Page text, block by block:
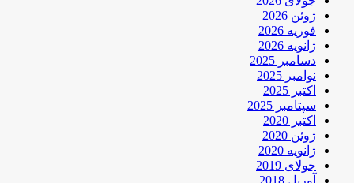
ژوئن 2026
فوریه 2026
ژانویه 2026
دسامبر 2025
نوامبر 2025
اکتبر 2025
سپتامبر 2025
اکتبر 2020
ژوئن 2020
ژانویه 2020
جولای 2019
آوریل 2018